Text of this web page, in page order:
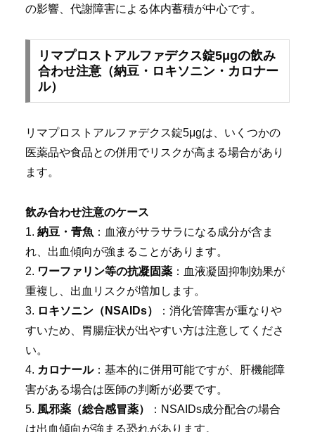
の影響、代謝障害による体内蓄積が中心です。
リマプロストアルファデクス錠5μgの飲み
合わせ注意（納豆・ロキソニン・カロナー
ル）
リマプロストアルファデクス錠5μgは、いくつかの
医薬品や食品との併用でリスクが高まる場合があり
ます。
飲み合わせ注意のケース
1. 納豆・青魚 ：血液がサラサラになる成分が含ま
れ、出血傾向が強まることがあります。
2. ワーファリン等の抗凝固薬 ：血液凝固抑制効果が
重複し、出血リスクが増加します。
3. ロキソニン（NSAIDs）
：消化管障害が重なりや
すいため、胃腸症状が出やすい方は注意してくださ
い。
4. カロナール：基本的に併用可能ですが、肝機能障
害がある場合は医師の判断が必要です。
5. 風邪薬（総合感冒薬）
：NSAIDs成分配合の場合
は出血傾向が強まる恐れがあります。